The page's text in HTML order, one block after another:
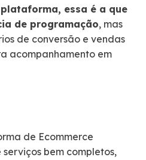
essa é a que
de programação, mas
de conversão e vendas
acompanhamento em
de Ecommerce
bem completos,